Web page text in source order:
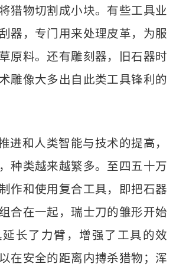
猎物切割成小块。有些工具业
器，专门用来处理皮革，为服
原料。还有雕刻器，旧石器时
雕像大多出自此类工具锋利的
进和人类智能与技术的提高，
种类越来越繁多。至四五十万
作和使用复合工具，即把石器
合在一起，瑞士刀的雏形开始
长了力臂，增强了工具的效
在安全的距离内搏杀猎物；浑